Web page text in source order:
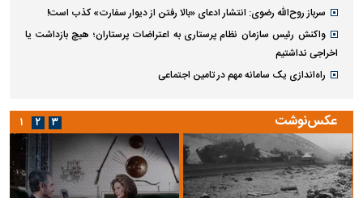
سرباز روح‌الله رضوی: انتشار ادعای «بالا رفتن از دیوار سفارت» کذب است!
واکنش رئیس سازمان نظام پرستاری به اعتراضات پرستاران؛ هیچ بازداشت یا
اخراجی نداشتیم
راه‌اندازی یک سامانه مهم در تامین اجتماعی
عکس‌نوشت ۱ ۲ ۳